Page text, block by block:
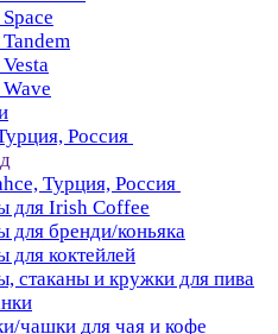
Россия
Турция, Россия
для Irish Coffee
для бренди/коньяка
для коктейлей
стаканы и кружки для пива
чашки для чая и кофе